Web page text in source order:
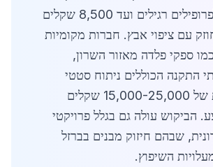
שקלים לטון לפרופילים רגילים ועד 8,500 שקלים
עם ציפוי אבץ. חברות מקומיות
ספקי פלדה מאזור השרון,
התקנה הכוללים ניתוח סטטי
ראשוני בעלות של 15,000-25,000 שקלים
הביקוש עולה גם בגלל פרויקטי
שבהם חיזוק מבנים בברזל